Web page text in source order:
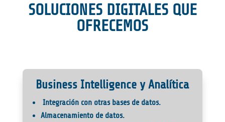
SOLUCIONES DIGITALES QUE
OFRECEMOS
Business Intelligence y Analítica
Integración con otras bases de datos.
Almacenamiento de datos.